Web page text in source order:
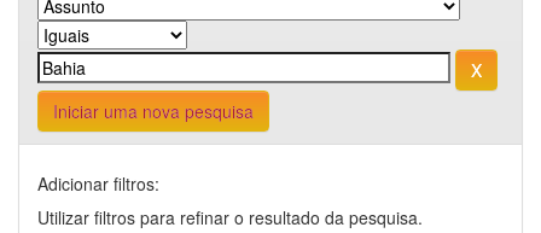
Iniciar uma nova pesquisa
Adicionar filtros:
Utilizar filtros para refinar o resultado da pesquisa.